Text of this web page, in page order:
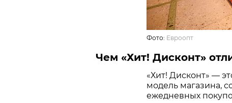
Фото: Евроопт
Чем «Хит! Дисконт»
«Хит! Дисконт» —
модель магазина,
ежедневных